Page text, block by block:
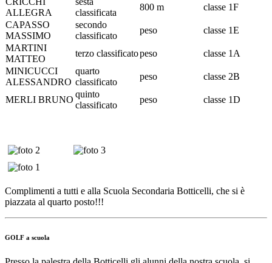
ALLEGRA
classificata
800 m
classe 1F
CAPASSO
MASSIMO
secondo
classificato
peso
classe 1E
MARTINI
MATTEO
terzo classificatopeso
classe 1A
MINICUCCI
ALESSANDRO
quarto
classificato
peso classe 2B
MERLI BRUNO
quinto
classificato
peso classe 1D
Complimenti a tutti e alla Scuola Secondaria Botticelli, che si è
piazzata al quarto posto!!!
GOLF a scuola